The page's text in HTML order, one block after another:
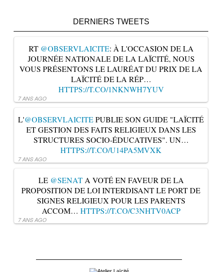
DERNIERS TWEETS
RT @OBSERVLAICITE: À L'OCCASION DE LA
JOURNÉE NATIONALE DE LA LAÏCITÉ, NOUS
VOUS PRÉSENTONS LE LAURÉAT DU PRIX DE LA
LAÏCITÉ DE LA RÉP…
HTTPS://T.CO/1NKNWH7YUV
7 ANS AGO
L'@OBSERVLAICITEPUBLIE SON GUIDE "LAÏCITÉ
ET GESTION DES FAITS RELIGIEUX DANS LES
STRUCTURES SOCIO-ÉDUCATIVES". UN…
HTTPS://T.CO/U14PA5MVXK
7 ANS AGO
LE @SENATA VOTÉ EN FAVEUR DE LA
PROPOSITION DE LOI INTERDISANT LE PORT DE
SIGNES RELIGIEUX POUR LES PARENTS
ACCOM… HTTPS://T.CO/C3NHTV0ACP
7 ANS AGO